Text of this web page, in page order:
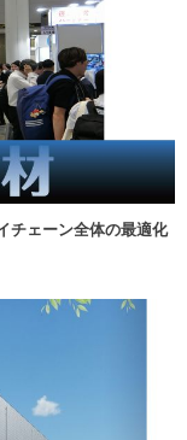
チェーン全体の最適化